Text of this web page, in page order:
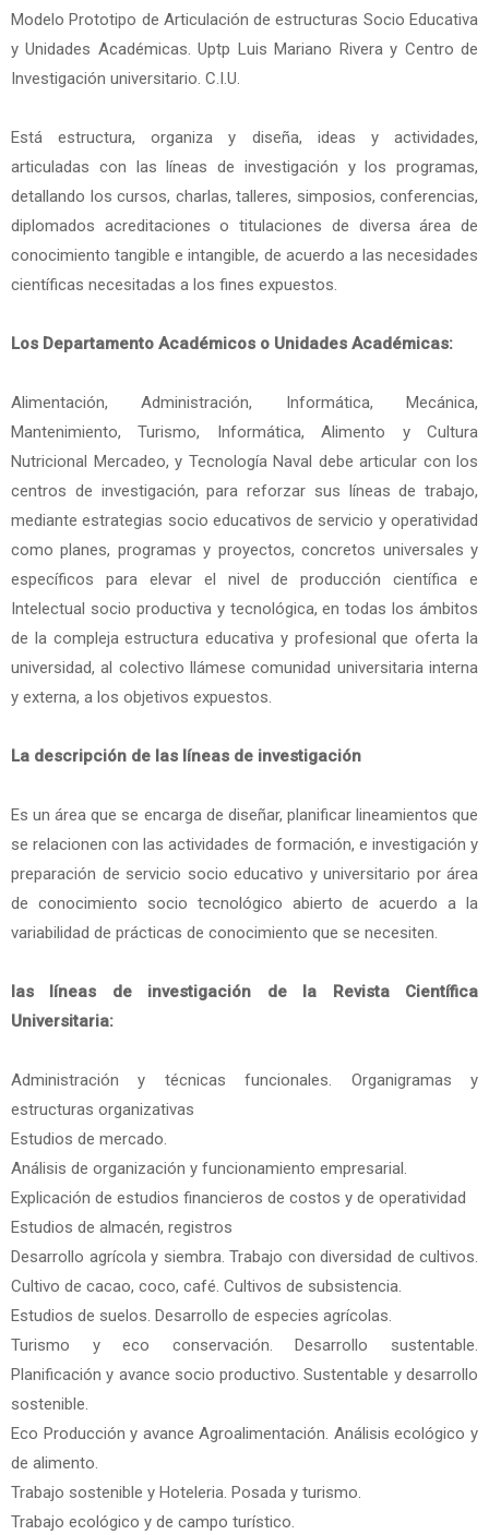
Modelo Prototipo de Articulación de estructuras Socio Educativa
y Unidades Académicas. Uptp Luis Mariano Rivera y Centro de
Investigación universitario. C.I.U.
Está estructura, organiza y diseña, ideas y actividades,
articuladas con las líneas de investigación y los programas,
detallando los cursos, charlas, talleres, simposios, conferencias,
diplomados acreditaciones o titulaciones de diversa área de
conocimiento tangible e intangible, de acuerdo a las necesidades
científicas necesitadas a los fines expuestos.
Los Departamento Académicos o Unidades Académicas:
Alimentación, Administración, Informática, Mecánica,
Mantenimiento, Turismo, Informática, Alimento y Cultura
Nutricional Mercadeo, y Tecnología Naval debe articular con los
centros de investigación, para reforzar sus líneas de trabajo,
mediante estrategias socio educativos de servicio y operatividad
como planes, programas y proyectos, concretos universales y
específicos para elevar el nivel de producción científica e
Intelectual socio productiva y tecnológica, en todas los ámbitos
de la compleja estructura educativa y profesional que oferta la
universidad, al colectivo llámese comunidad universitaria interna
y externa, a los objetivos expuestos.
La descripción de las líneas de investigación
Es un área que se encarga de diseñar, planificar lineamientos que
se relacionen con las actividades de formación, e investigación y
preparación de servicio socio educativo y universitario por área
de conocimiento socio tecnológico abierto de acuerdo a la
variabilidad de prácticas de conocimiento que se necesiten.
las líneas de investigación de la Revista Científica
Universitaria:
Administración y técnicas funcionales. Organigramas y
estructuras organizativas
Estudios de mercado.
Análisis de organización y funcionamiento empresarial.
Explicación de estudios financieros de costos y de operatividad
Estudios de almacén, registros
Desarrollo agrícola y siembra. Trabajo con diversidad de cultivos.
Cultivo de cacao, coco, café. Cultivos de subsistencia.
Estudios de suelos. Desarrollo de especies agrícolas.
Turismo y eco conservación. Desarrollo sustentable.
Planificación y avance socio productivo. Sustentable y desarrollo
sostenible.
Eco Producción y avance Agroalimentación. Análisis ecológico y
de alimento.
Trabajo sostenible y Hoteleria. Posada y turismo.
Trabajo ecológico y de campo turístico.